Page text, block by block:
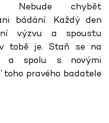
Nebude chybět
bádání. Každý den
výzvu a spoustu
tobě je. Staň se na
a spolu s novými
toho pravého badatele